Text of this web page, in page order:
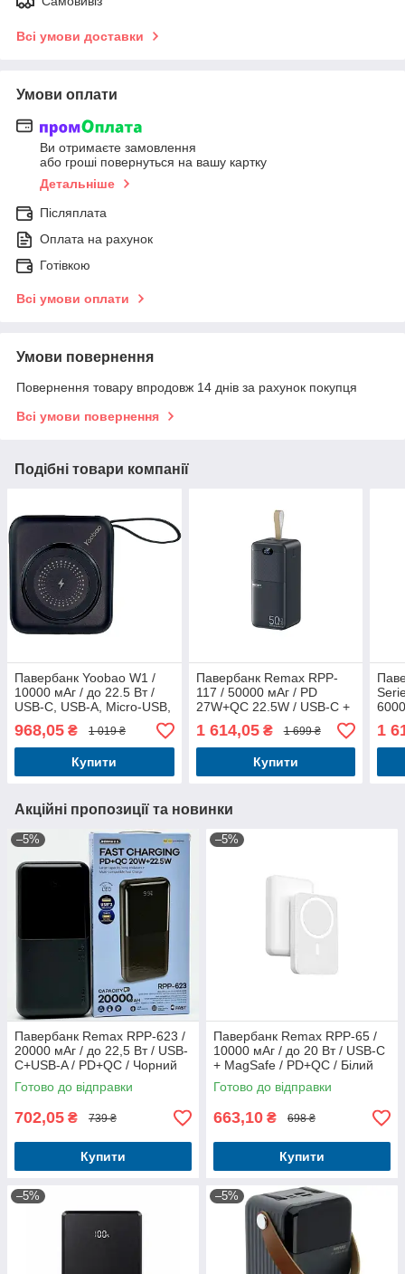
Всі умови доставки
Умови оплати
Ви отримаєте замовлення
або гроші повернуться на вашу картку
Детальніше
Післяплата
Оплата на рахунок
Готівкою
Всі умови оплати
Умови повернення
Повернення товару впродовж 14 днів за рахунок покупця
Всі умови повернення
Подібні товари компанії
Павербанк Yoobao W1 /
10000 мАг / до 22.5 Вт /
USB-C, USB-A, Micro-USB,
MagSafe, Lightning / PD +
QC / З кабелем / Темно-
синій
968,05 ₴ 1 019 ₴
Купити
Павербанк Remax RPP-
117 / 50000 мАг / PD
27W+QC 22.5W / USB-C +
Чорний
1 614,05₴ 1 699 ₴
Купити
1
Акційні пропозиції та новинки
–5%
Павербанк Remax RPP-623 /
20000 мАг / до 22,5 Вт / USB-
C+USB-A / PD+QC / Чорний
Готово до відправки
702,05 ₴ 739 ₴
Купити
–5%
Павербанк Remax RPP-65 /
10000 мАг / до 20 Вт / USB-C
+ MagSafe / PD+QC / Білий
Готово до відправки
663,10 ₴ 698 ₴
Купити
–5% –5%